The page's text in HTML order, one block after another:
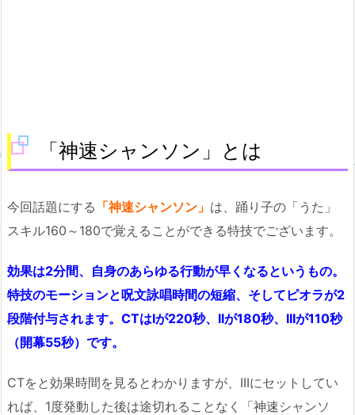
「神速シャンソン」とは
今回話題にする 「神速シャンソン」 は、踊り子の「うた」
スキル160～180で覚えることができる特技でございます。
効果は2分間、自身のあらゆる行動が早くなるというもの。
特技のモーションと呪文詠唱時間の短縮、そしてピオラが2
段階付与されます。 CTはIが220秒、IIが180秒、IIIが110秒
（開幕55秒）です。
CTをと効果時間を見るとわかりますが、IIIにセットしてい
れば、1度発動した後は途切れることなく「神速シャンソ